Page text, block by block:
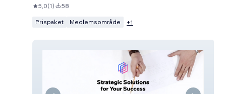
5,0(1) 58
Prispaket Medlemsområde +1